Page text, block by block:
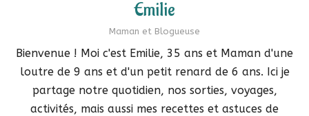
Emilie
Maman et Blogueuse
Bienvenue ! Moi c'est Emilie, 35 ans et Maman d'une
loutre de 9 ans et d'un petit renard de 6 ans. Ici je
partage notre quotidien, nos sorties, voyages,
activités, mais aussi mes recettes et astuces de